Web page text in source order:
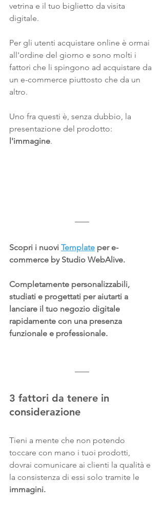
vetrina e il tuo biglietto da visita
digitale.
Per gli utenti acquistare online è ormai
all'ordine del giorno e sono molti i
fattori che li spingono ad acquistare da
un e-commerce piuttosto che da un
altro.
Uno fra questi è, senza dubbio, la
presentazione del prodotto:
l'immagine.
Scopri i nuovi Template per e-
commerce by Studio WebAlive.
Completamente personalizzabili,
studiati e progettati per aiutarti a
lanciare il tuo negozio digitale
rapidamente con una presenza
funzionale e professionale.
3 fattori da tenere in
considerazione
Tieni a mente che non potendo
toccare con mano i tuoi prodotti,
dovrai comunicare ai clienti la qualità e
la consistenza di essi solo tramite le
immagini.